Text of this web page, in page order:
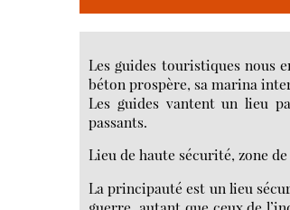
Les guides touristiques nous
béton prospère, sa marina
Les guides vantent un lieu
passants.
Lieu de haute sécurité, zone
La principauté est un lieu